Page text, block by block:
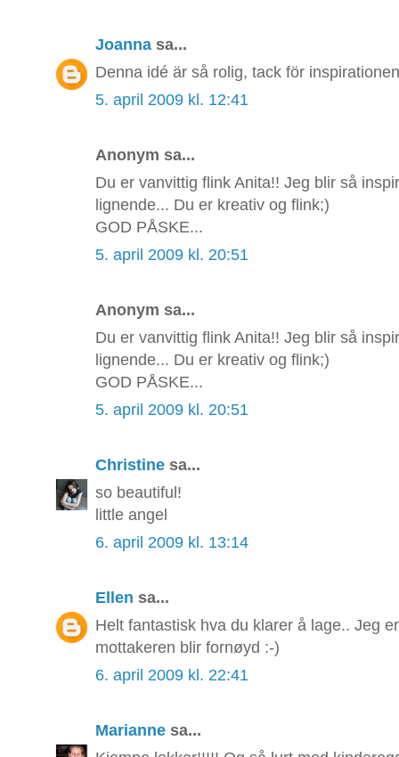
Joanna sa...
Denna idé är så rolig, tack för
5. april 2009 kl. 12:41
Anonym sa...
Du er vanvittig flink Anita!! Jeg blir så
lignende... Du er kreativ og flink;)
GOD PÅSKE...
5. april 2009 kl. 20:51
Anonym sa...
Du er vanvittig flink Anita!! Jeg blir så
lignende... Du er kreativ og flink;)
GOD PÅSKE...
5. april 2009 kl. 20:51
Christine sa...
so beautiful!
little angel
6. april 2009 kl. 13:14
Ellen sa...
Helt fantastisk hva du klarer å lage.. Jeg
mottakeren blir fornøyd :-)
6. april 2009 kl. 22:41
Marianne sa...